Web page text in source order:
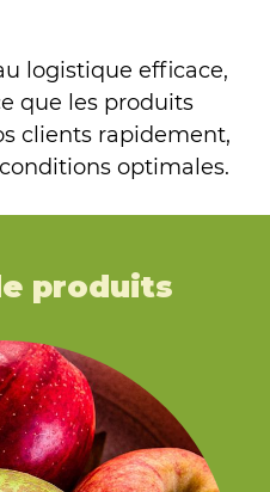
logistique efficace,
que les produits
clients rapidement,
optimales.
produits